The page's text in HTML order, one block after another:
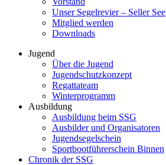
Unser Segelrevier – Seller See
Mitglied werden
Downloads
Jugend
Über die Jugend
Jugendschutzkonzept
Regattateam
Winterprogramm
Ausbildung
Ausbildung beim SSG
Ausbilder und Organisatoren
Jugendsegelschein
Sportbootführerschein Binnen
Chronik der SSG